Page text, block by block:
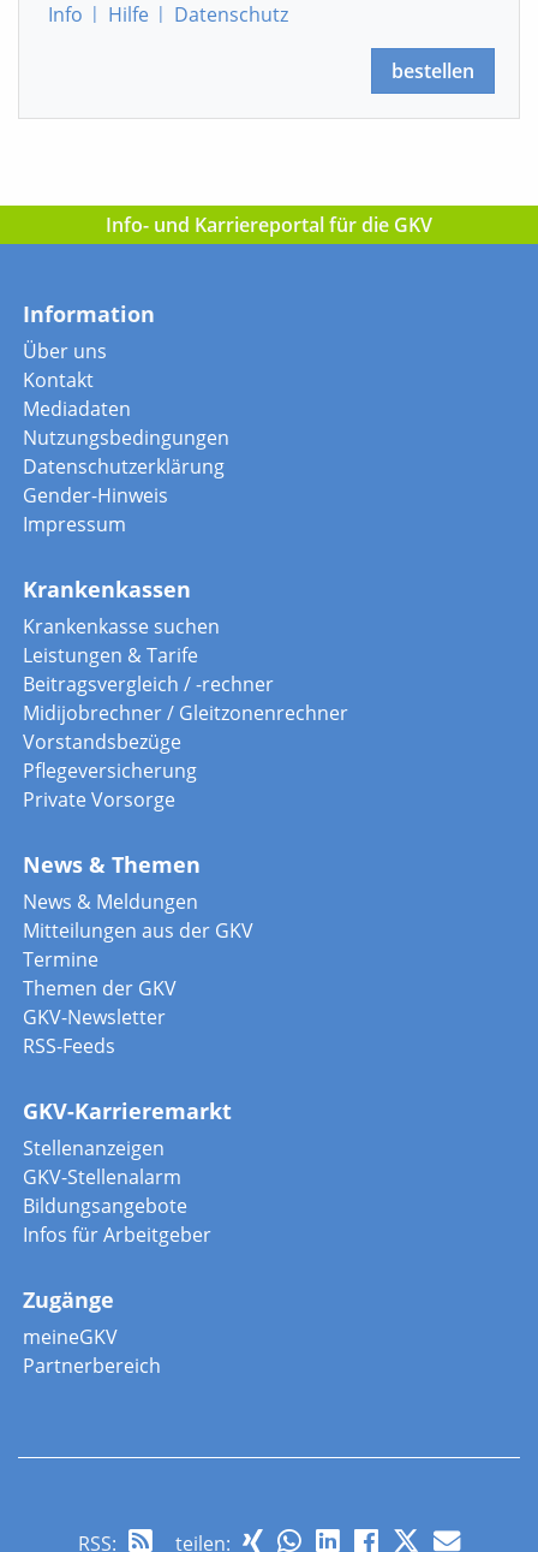
Info | Hilfe | Datenschutz
bestellen
Info- und Karriereportal für die GKV
Information
Über uns
Kontakt
Mediadaten
Nutzungsbedingungen
Datenschutzerklärung
Gender-Hinweis
Impressum
Krankenkassen
Krankenkasse suchen
Leistungen & Tarife
Beitragsvergleich / -rechner
Midijobrechner / Gleitzonenrechner
Vorstandsbezüge
Pflegeversicherung
Private Vorsorge
News & Themen
News & Meldungen
Mitteilungen aus der GKV
Termine
Themen der GKV
GKV-Newsletter
RSS-Feeds
GKV-Karrieremarkt
Stellenanzeigen
GKV-Stellenalarm
Bildungsangebote
Infos für Arbeitgeber
Zugänge
meineGKV
Partnerbereich
RSS: teilen: